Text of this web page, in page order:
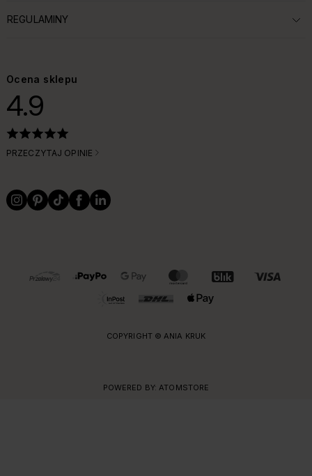
ROZWIŃ SEKCJĘ:
REGULAMINY
Ocena sklepu
4.9
PRZECZYTAJ OPINIE
OBSŁUGIWANE FORMY PŁATNOŚCI I DOSTAWY
COPYRIGHT © ANIA KRUK
POWERED BY: ATOMSTORE